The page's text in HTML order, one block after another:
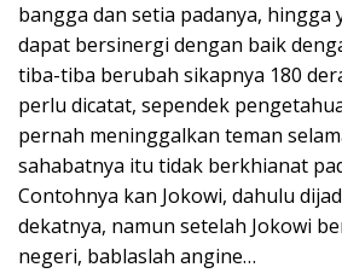
bangga dan setia padanya, hingga
dapat bersinergi dengan baik
tiba-tiba berubah sikapnya 180
perlu dicatat, sependek
pernah meninggalkan teman
sahabatnya itu tidak berkhianat
Contohnya kan Jokowi, dahulu
dekatnya, namun setelah Jokowi
negeri, bablaslah angine…